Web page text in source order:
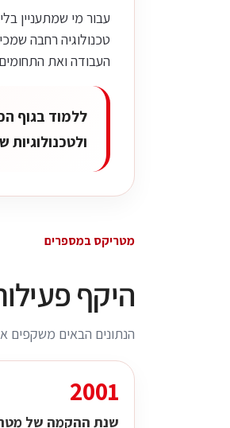
עבור מי שמתעניין
טכנולוגיה רחבה
העבודה ואת
ללמוד בגוף
מטריקס במספרים
היקף
הנתונים הבאים משקפים
2001
שנת ההקמה של